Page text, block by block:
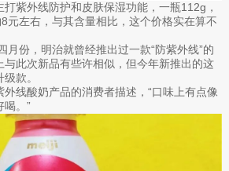
紫外线防护和皮肤保湿功能，一瓶112g，
元左右，与其含量相比，这个价格实在算不
月份，明治就曾经推出过一款“防紫外线”的
此次新品有些许相似，但今年新推出的这
款。
线酸奶产品的消费者描述，“口味上有点像
。”